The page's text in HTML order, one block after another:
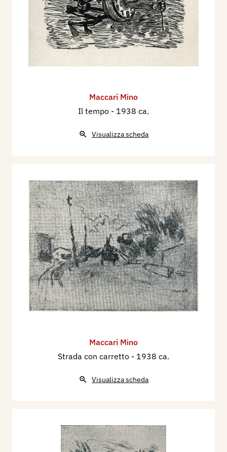
Maccari Mino
Il tempo - 1938 ca.
Visualizza scheda
Maccari Mino
Strada con carretto - 1938 ca.
Visualizza scheda